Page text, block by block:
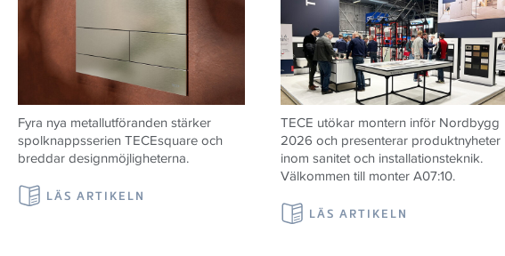
Fyra nya metallutföranden stärker
spolknappsserien TECEsquare och
breddar designmöjligheterna.
LÄS ARTIKELN
TECE utökar montern inför Nordbygg
2026 och presenterar produktnyheter
inom sanitet och installationsteknik.
Välkommen till monter A07:10.
LÄS ARTIKELN